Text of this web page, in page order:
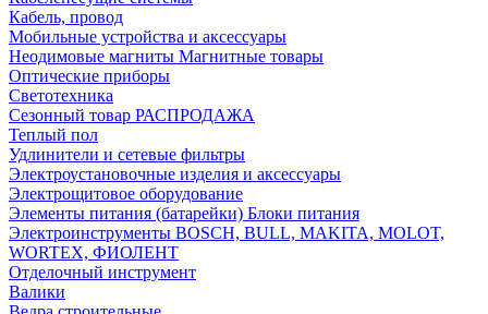
Кабель, провод
Мобильные устройства и аксессуары
Неодимовые магниты Магнитные товары
Оптические приборы
Светотехника
Сезонный товар РАСПРОДАЖА
Теплый пол
Удлинители и сетевые фильтры
Электроустановочные изделия и аксессуары
Электрощитовое оборудование
Элементы питания (батарейки) Блоки питания
Электроинструменты BOSCH, BULL, MAKITA, MOLOT,
WORTEX, ФИОЛЕНТ
Отделочный инструмент
Валики